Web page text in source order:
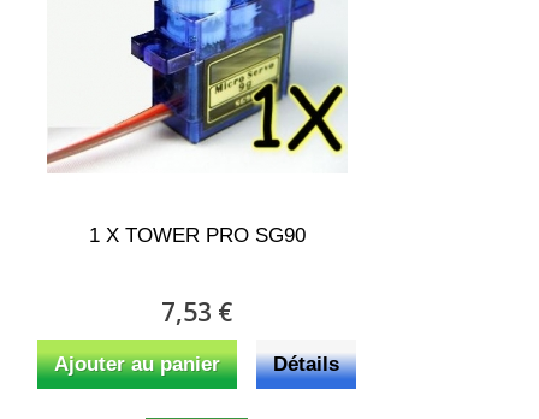
1 X TOWER PRO SG90
7,53 €
Ajouter au panier Détails